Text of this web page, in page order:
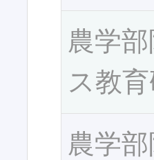
農学
ス教
農学